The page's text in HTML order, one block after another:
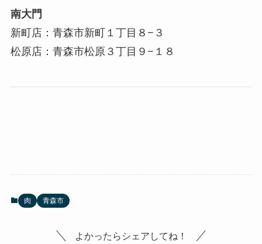
南大門
新町店：青森市新町１丁目８−３
松原店：青森市松原３丁目９−１８
肉 青森市
よかったらシェアしてね！